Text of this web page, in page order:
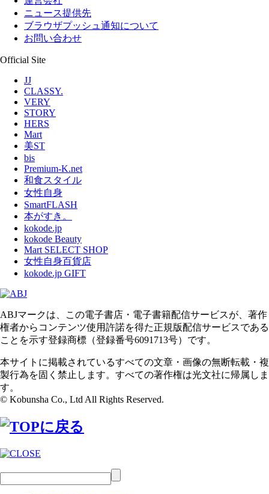
ニュース提供先
ブラウザプッシュ通知について
お問い合わせ
Official Site
JJ
CLASSY.
VERY
STORY
HERS
Mart
美ST
bis
Premium-K.net
和食スタイル
女性自身
SmartFLASH
本がすき。
kokode.jp
kokode Beauty
Mart SELECT SHOP
女性自身百貨店
kokode.jp GIFT
ABJマークは、この電子書店・電子書籍配信サービスが、著作
権者からコンテンツ使用許諾を得た正規版配信サービスである
ことを示す登録商標（登録番号6091713号）です。
本サイトに掲載されているすべての文章・画像の無断転載・複
製行為を固く禁止します。すべての著作権は光文社に帰属しま
す。
© Kobunsha Co., Ltd All Rights Reserved.